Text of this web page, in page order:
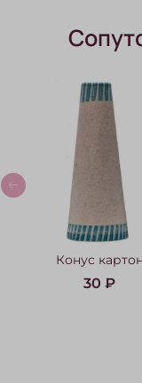
Конус картон
30 ₽